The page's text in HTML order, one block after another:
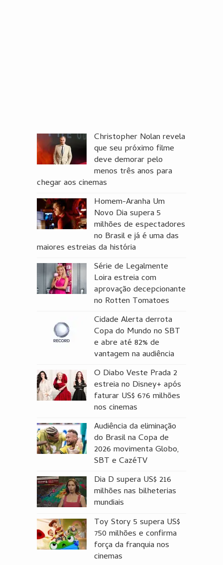
Christopher Nolan revela
que seu próximo filme
deve demorar pelo
menos três anos para
chegar aos cinemas
Homem-Aranha Um
Novo Dia supera 5
milhões de espectadores
no Brasil e já é uma das
maiores estreias da história
Série de Legalmente
Loira estreia com
aprovação decepcionante
no Rotten Tomatoes
Cidade Alerta derrota
Copa do Mundo no SBT
e abre até 82% de
vantagem na audiência
O Diabo Veste Prada 2
estreia no Disney+ após
faturar US$ 676 milhões
nos cinemas
Audiência da eliminação
do Brasil na Copa de
2026 movimenta Globo,
SBT e CazéTV
Dia D supera US$ 216
milhões nas bilheterias
mundiais
Toy Story 5 supera US$
750 milhões e confirma
força da franquia nos
cinemas